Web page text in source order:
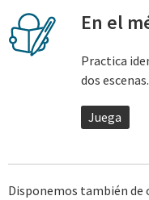
En el
Practica
dos escenas.
Juega
Disponemos también de